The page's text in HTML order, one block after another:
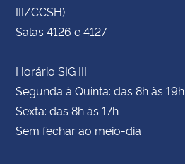
III/CCSH)
Salas 4126 e 4127
Horário SIG III
Segunda à Quinta: das 8h às 19h
Sexta: das 8h às 17h
Sem fechar ao meio-dia